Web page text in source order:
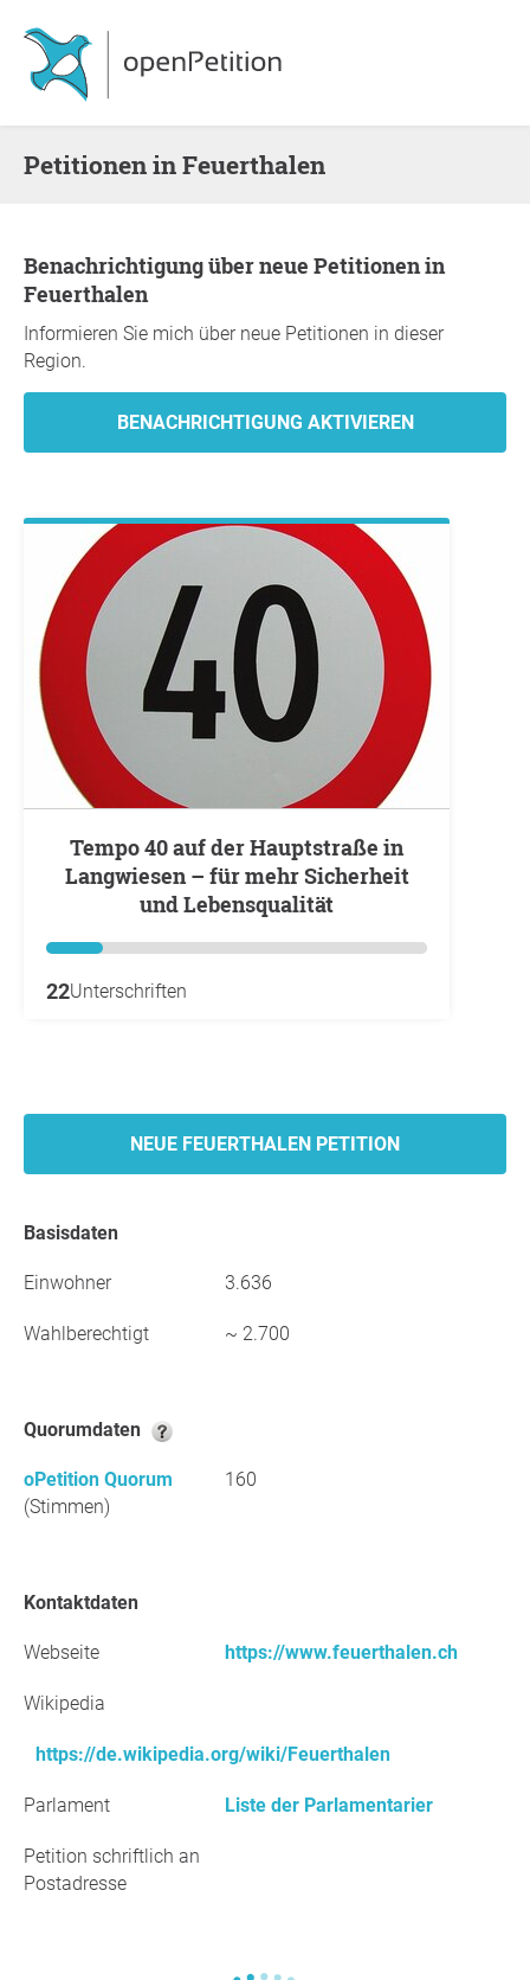
Petitionen in Feuerthalen
Benachrichtigung über neue Petitionen in
Feuerthalen
Informieren Sie mich über neue Petitionen in dieser
Region.
Tempo 40 auf der Hauptstraße in
Langwiesen – für mehr Sicherheit
und Lebensqualität
22Unterschriften
NEUE FEUERTHALEN PETITION
Basisdaten
Einwohner 3.636
Wahlberechtigt ~ 2.700
Quorumdaten
oPetition Quorum
(Stimmen)
160
Kontaktdaten
Webseite https://www.feuerthalen.ch
Wikipedia
https://de.wikipedia.org/wiki/Feuerthalen
Parlament Liste der Parlamentarier
Petition schriftlich an
Postadresse